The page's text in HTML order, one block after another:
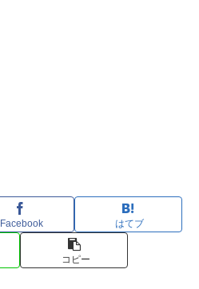
Facebook はてブ
コピー